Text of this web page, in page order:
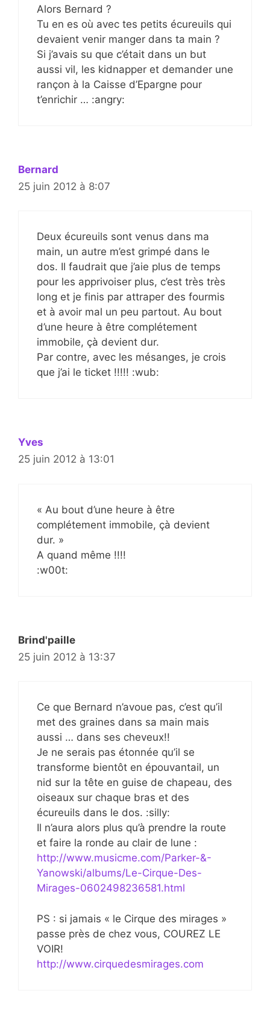
Alors Bernard ?
Tu en es où avec tes petits écureuils qui
devaient venir manger dans ta main ?
Si j’avais su que c’était dans un but
aussi vil, les kidnapper et demander une
rançon à la Caisse d’Epargne pour
t’enrichir … :angry:
Bernard
25 juin 2012 à 8:07
Deux écureuils sont venus dans ma
main, un autre m’est grimpé dans le
dos. Il faudrait que j’aie plus de temps
pour les apprivoiser plus, c’est très très
long et je finis par attraper des fourmis
et à avoir mal un peu partout. Au bout
d’une heure à être complétement
immobile, çà devient dur.
Par contre, avec les mésanges, je crois
que j’ai le ticket !!!!! :wub:
Yves
25 juin 2012 à 13:01
« Au bout d’une heure à être
complétement immobile, çà devient
dur. »
A quand même !!!!
:w00t:
Brind'paille
25 juin 2012 à 13:37
Ce que Bernard n’avoue pas, c’est qu’il
met des graines dans sa main mais
aussi … dans ses cheveux!!
Je ne serais pas étonnée qu’il se
transforme bientôt en épouvantail, un
nid sur la tête en guise de chapeau, des
oiseaux sur chaque bras et des
écureuils dans le dos. :silly:
Il n’aura alors plus qu’à prendre la route
et faire la ronde au clair de lune :
http://www.musicme.com/Parker-&-
Yanowski/albums/Le-Cirque-Des-
Mirages-0602498236581.html
PS : si jamais « le Cirque des mirages »
passe près de chez vous, COUREZ LE
VOIR!
http://www.cirquedesmirages.com